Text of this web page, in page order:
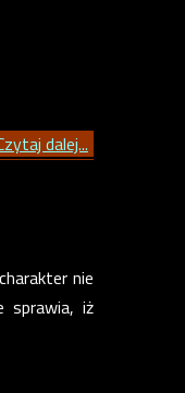
dalej...
nie
sprawia, iż